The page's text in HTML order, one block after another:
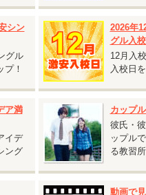
をご利用いただけます。
プランと同じです。
。
人気の鳥取県 校内寮限定キャン
◆
取県 校内寮限定キャンペーン』
べての入校日
シン
グル
プ！
2026年
グル入
12月入
入校日
ア満
イデ
ング
カップ
彼氏・
ップル
る教習所
動画で